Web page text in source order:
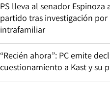
PS lleva al senador
partido tras investigación
intrafamiliar
“Recién ahora”: PC emite
cuestionamiento a Kast y su